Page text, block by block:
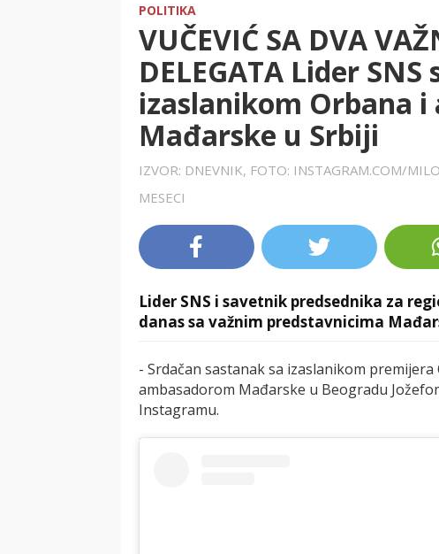
POLITIKA
VUČEVIĆ SA DVA
DELEGATA Lider SNS
izaslanikom Orbana i
Mađarske u Srbiji
IZVOR: DNEVNIK, FOTO: INSTAGRAM.COM/
MESECI
Lider SNS i savetnik predsednika za
danas sa važnim predstavnicima
- Srdačan sastanak sa izaslanikom
ambasadorom Mađarske u Beogradu
Instagramu.